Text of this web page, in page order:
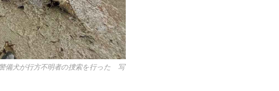
備犬が行方不明者の捜索を行った 写